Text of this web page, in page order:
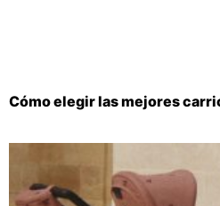
Cómo elegir las mejores